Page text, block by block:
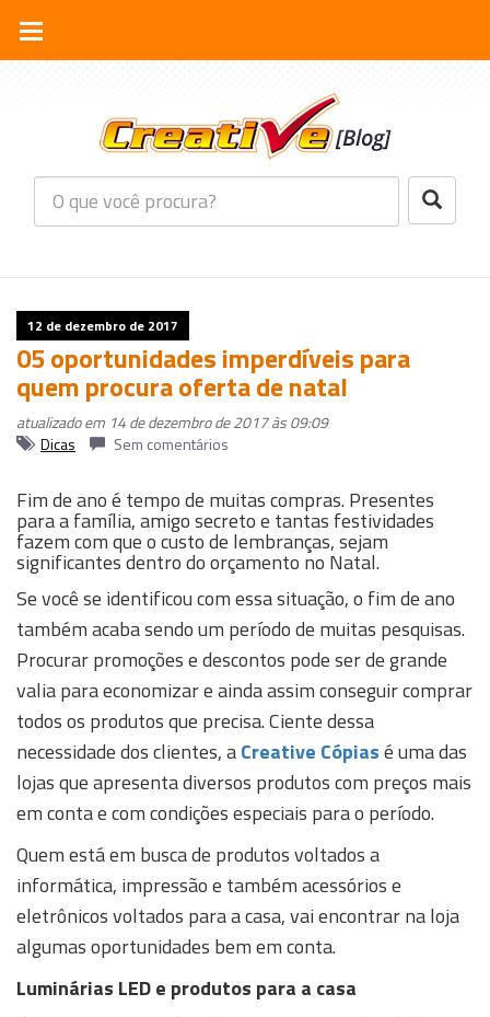
12 de dezembro de 2017
05 oportunidades imperdíveis para
quem procura oferta de natal
atualizado em 14 de dezembro de 2017 às 09:09
Dicas
Sem comentários
Fim de ano é tempo de muitas compras. Presentes
para a família, amigo secreto e tantas festividades
fazem com que o custo de lembranças, sejam
significantes dentro do orçamento no Natal.
Se você se identificou com essa situação, o fim de ano
também acaba sendo um período de muitas pesquisas.
Procurar promoções e descontos pode ser de grande
valia para economizar e ainda assim conseguir comprar
todos os produtos que precisa. Ciente dessa
necessidade dos clientes, aCreative Cópiasé uma das
lojas que apresenta diversos produtos com preços mais
em conta e com condições especiais para o período.
Quem está em busca de produtos voltados a
informática, impressão e também acessórios e
eletrônicos voltados para a casa, vai encontrar na loja
algumas oportunidades bem em conta.
Luminárias LED e produtos para a casa